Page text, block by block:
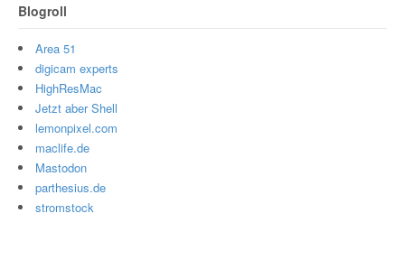
Blogroll
Area 51
digicam experts
HighResMac
Jetzt aber Shell
lemonpixel.com
maclife.de
Mastodon
parthesius.de
stromstock